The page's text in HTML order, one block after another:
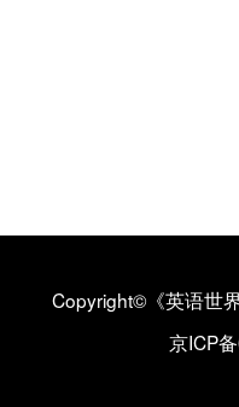
Copyright©《英语世
京ICP